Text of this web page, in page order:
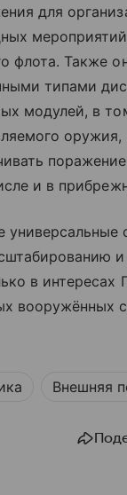
для
флота. Также
типами
модулей, в
оружия,
и в
в интересах
вооружённых
Внешняя